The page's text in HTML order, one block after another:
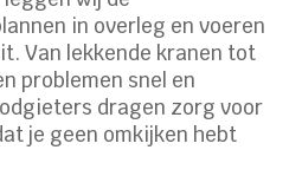
in overleg en voeren
Van lekkende kranen tot
problemen snel en
dragen zorg voor
je geen omkijken hebt